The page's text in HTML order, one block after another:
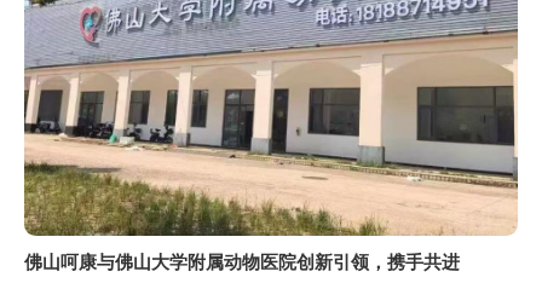
佛山呵康与佛山大学附属动物医院创新引领，携手共进